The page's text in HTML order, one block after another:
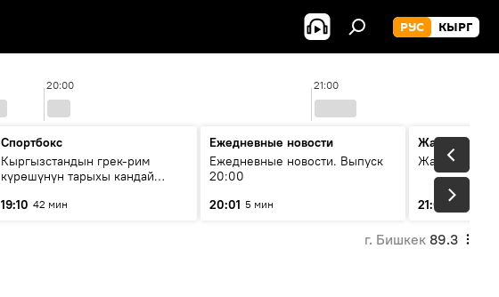
РУС КЫРГ
20:00 21:00
Спортбокс
Кыргызстандын грек-рим
күрөшүнүн тарыхы кандай
19:10 42 мин
Ежедневные новости
Ежедневные новости. Выпуск
20:00
20:01 5 мин
Жаңылыктар
21:01 10 мин
г. Бишкек 89.3